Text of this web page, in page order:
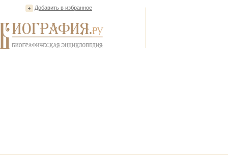
Добавить в избранное